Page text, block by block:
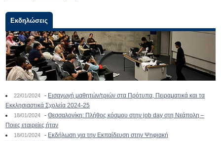
Εκδηλώσεις
22/01/2024 - Εισαγωγή μαθητών/τριών στα Πρότυπα, Πειραματικά και τα
Εκκλησιαστικά Σχολεία 2024-25
18/01/2024 -Θεσσαλονίκη: Πλήθος κόσμου στην job day στη Νεάπολη –
Ποιες εταιρείες ήταν
18/01/2024 - Εκδήλωση για την Εκπαίδευση στην Ψηφιακή